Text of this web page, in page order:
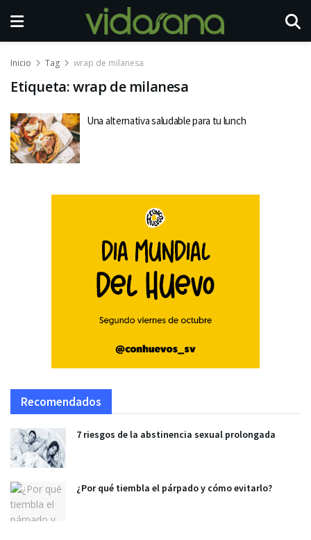
Inicio Tag wrap de milanesa
Etiqueta:wrap de milanesa
Una alternativa saludable para tu lunch
Recomendados
7 riesgos de la abstinencia sexual prolongada
¿Por qué tiembla el párpado y cómo evitarlo?